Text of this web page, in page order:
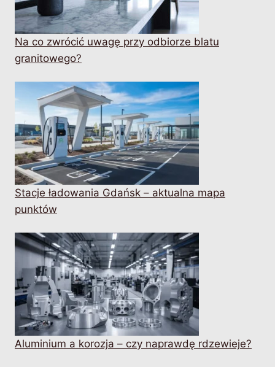
Na co zwrócić uwagę przy odbiorze blatu
granitowego?
Stacje ładowania Gdańsk – aktualna mapa
punktów
Aluminium a korozja – czy naprawdę rdzewieje?